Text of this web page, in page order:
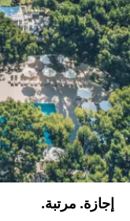
إجازة. مرتبة.